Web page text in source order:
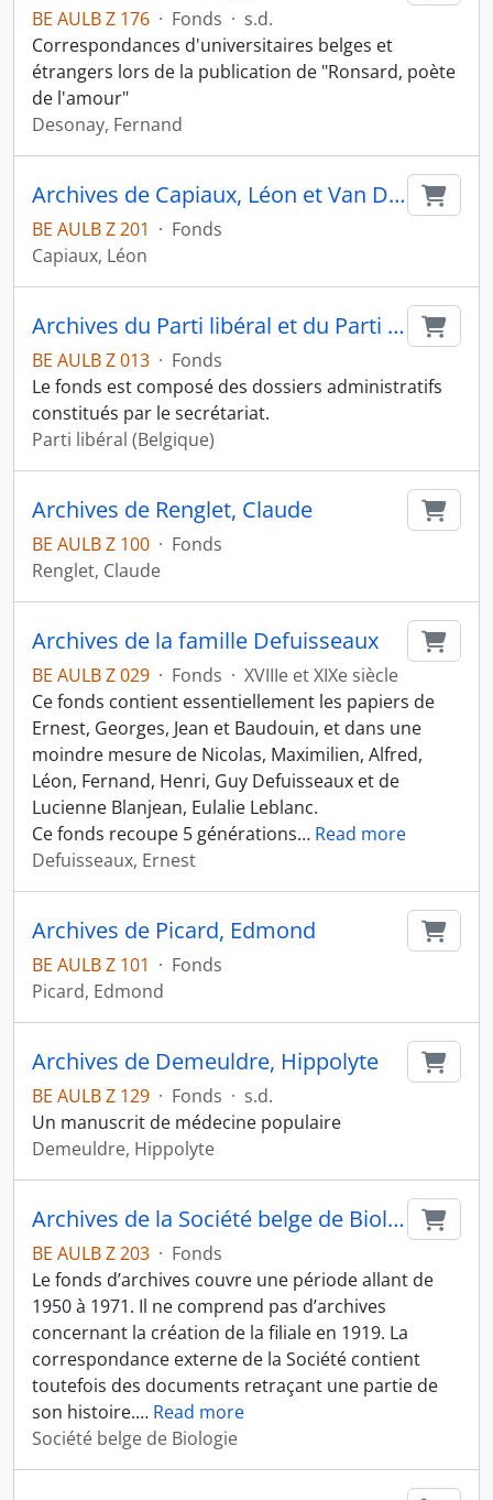
BE AULB Z 176 · Fonds · s.d.
Correspondances d'universitaires belges et
étrangers lors de la publication de "Ronsard, poète
de l'amour"
Desonay, Fernand
Archives de Capiaux, Léon et Van Deurne, Gilberte
BE AULB Z 201 · Fonds
Capiaux, Léon
Archives du Parti libéral et du Parti de la liberté et du progrès
BE AULB Z 013 · Fonds
Le fonds est composé des dossiers administratifs
constitués par le secrétariat.
Parti libéral (Belgique)
Archives de Renglet, Claude
BE AULB Z 100 · Fonds
Renglet, Claude
Archives de la famille Defuisseaux
BE AULB Z 029 · Fonds · XVIIIe et XIXe siècle
Ce fonds contient essentiellement les papiers de
Ernest, Georges, Jean et Baudouin, et dans une
moindre mesure de Nicolas, Maximilien, Alfred,
Léon, Fernand, Henri, Guy Defuisseaux et de
Lucienne Blanjean, Eulalie Leblanc.
Ce fonds recoupe 5 générations… Read more
Defuisseaux, Ernest
Archives de Picard, Edmond
BE AULB Z 101 · Fonds
Picard, Edmond
Archives de Demeuldre, Hippolyte
BE AULB Z 129 · Fonds · s.d.
Un manuscrit de médecine populaire
Demeuldre, Hippolyte
Archives de la Société belge de Biologie
BE AULB Z 203 · Fonds
Le fonds d’archives couvre une période allant de
1950 à 1971. Il ne comprend pas d’archives
concernant la création de la filiale en 1919. La
correspondance externe de la Société contient
toutefois des documents retraçant une partie de
son histoire.… Read more
Société belge de Biologie